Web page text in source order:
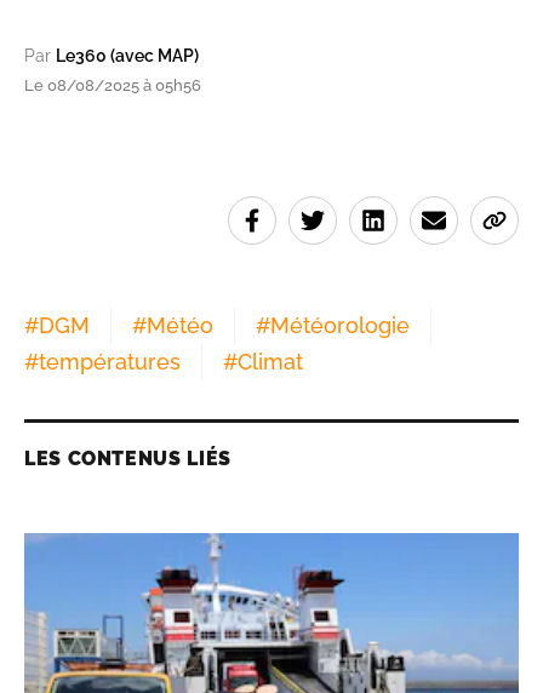
Par Le360 (avec MAP)
Le 08/08/2025 à 05h56
#DGM #Météo #Météorologie
#températures #Climat
LES CONTENUS LIÉS